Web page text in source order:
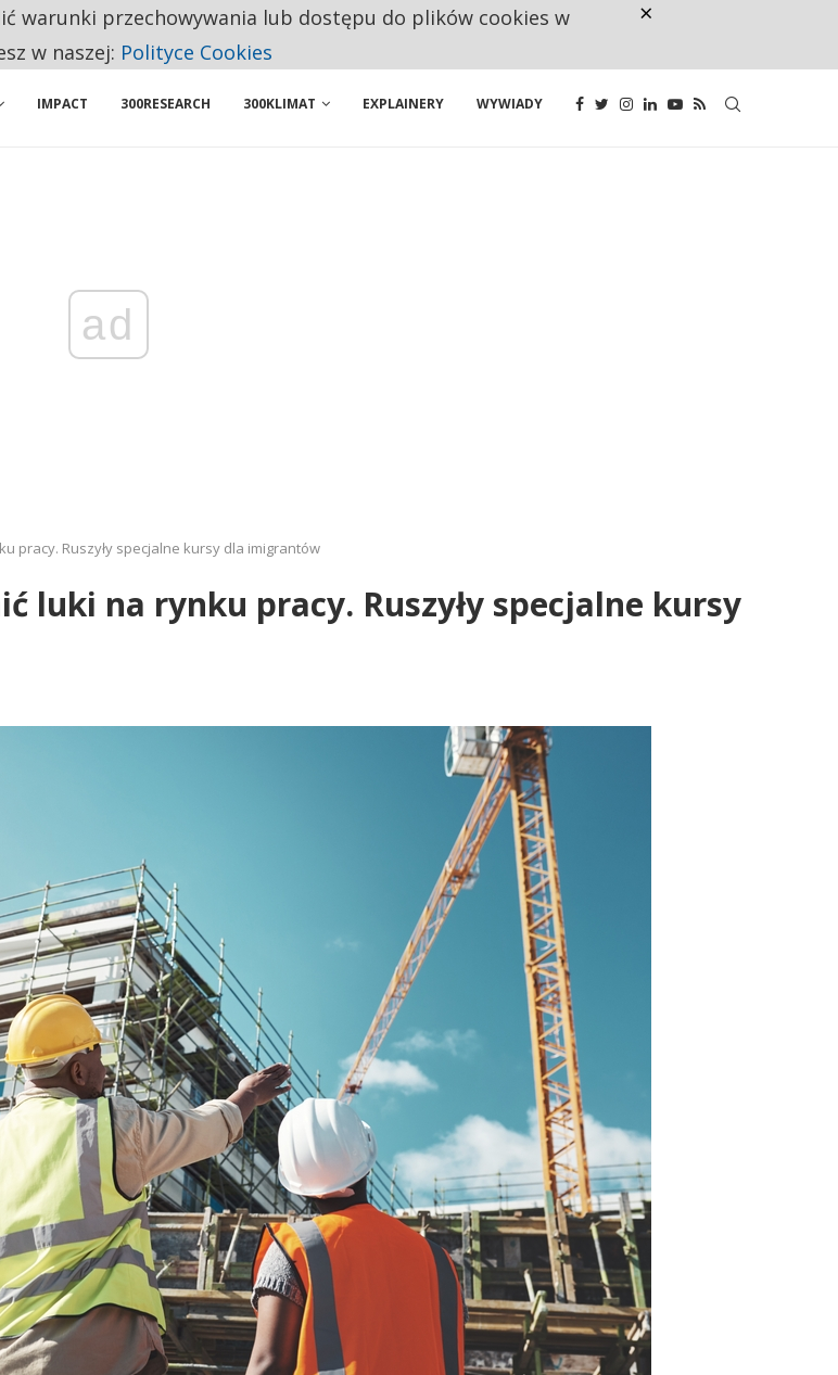
NA PODSTAWOWE ZAKUPY
IMPACT 300RESEARCH 300KLIMAT EXPLAINERY WYWIADY
ad
pracy. Ruszyły specjalne kursy dla imigrantów
luki na rynku pracy. Ruszyły specjalne kursy
warunki przechowywania lub dostępu do plików cookies w
w naszej: Polityce Cookies
×